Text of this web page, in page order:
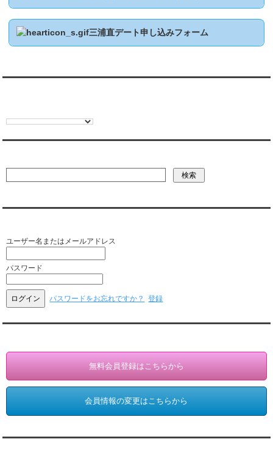
三浦直デート申し込みフォーム
ユーザー名またはメールアドレス
パスワード
パスワードをお忘れですか？ 登録
無料会員登録はこちらから
会員情報の変更はこちらから